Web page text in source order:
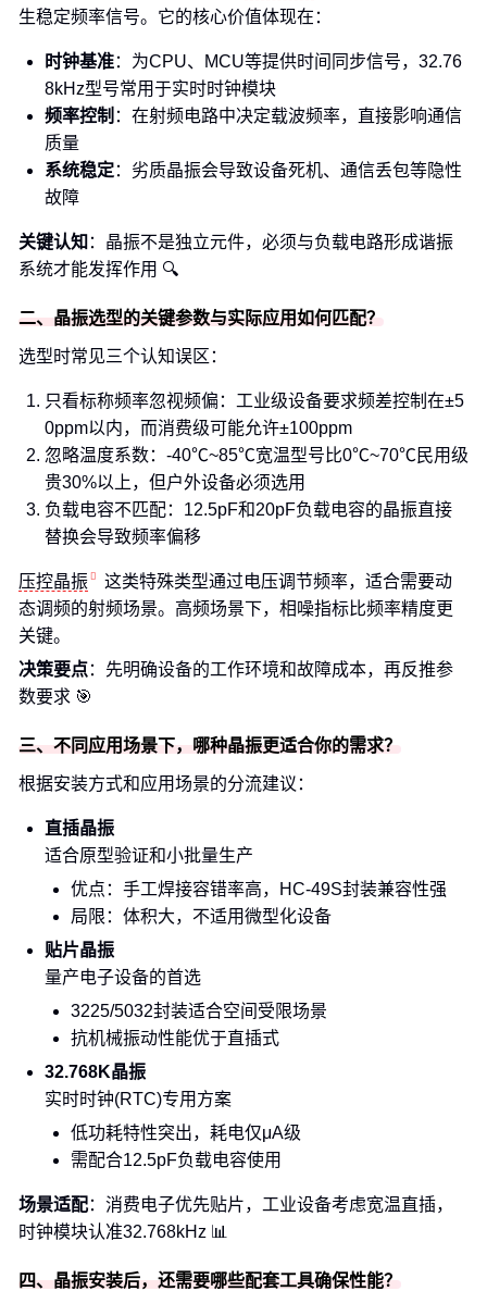
生稳定频率信号。它的核心价值体现在：
时钟基准：为CPU、MCU等提供时间同步信号，32.76
8kHz型号常用于实时时钟模块
频率控制 ：在射频电路中决定载波频率，直接影响通信
质量
系统稳定：劣质晶振会导致设备死机、通信丢包等隐性
故障
关键认知 ：晶振不是独立元件，必须与负载电路形成谐振
系统才能发挥作用 🔍
二、晶振选型的关键参数与实际应用如何匹配？
选型时常见三个认知误区：
只看标称频率忽视频偏：工业级设备要求频差控制在±5
0ppm以内，而消费级可能允许±100ppm
忽略温度系数：-40℃~85℃宽温型号比0℃~70℃民用级
贵30%以上，但户外设备必须选用
负载电容不匹配：12.5pF和20pF负载电容的晶振直接
替换会导致频率偏移
压控晶振
这类特殊类型通过电压调节频率，适合需要动
态调频的射频场景。高频场景下，相噪指标比频率精度更
关键。
决策要点：先明确设备的工作环境和故障成本，再反推参
数要求 🎯
三、不同应用场景下，哪种晶振更适合你的需求？
根据安装方式和应用场景的分流建议：
直插晶振
适合原型验证和小批量生产
优点：手工焊接容错率高，HC-49S封装兼容性强
局限：体积大，不适用微型化设备
贴片晶振
量产电子设备的首选
3225/5032封装适合空间受限场景
抗机械振动性能优于直插式
32.768K晶振
实时时钟(RTC)专用方案
低功耗特性突出，耗电仅μA级
需配合12.5pF负载电容使用
场景适配：消费电子优先贴片，工业设备考虑宽温直插，
时钟模块认准32.768kHz 📊
四、晶振安装后，还需要哪些配套工具确保性能？